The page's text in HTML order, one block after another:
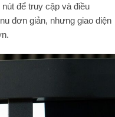
để truy cập và điều
đơn giản, nhưng giao diện